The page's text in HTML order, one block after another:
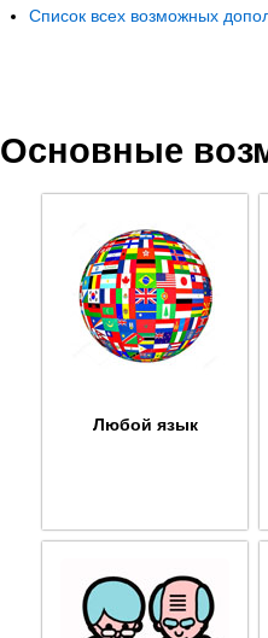
Список всех возможных
Основные
Любой язык